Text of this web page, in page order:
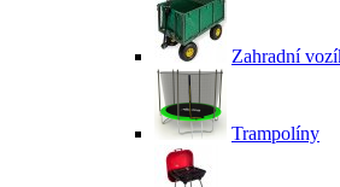
Zahradní
Trampolíny